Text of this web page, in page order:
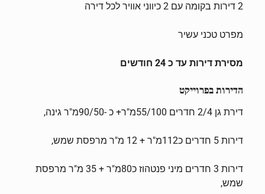
2 דירות בקומה עם 2 כיווני אוויר לכל דירה
מפרט טכני עשיר
מסירת דירות עד כ 24 חודשים
הדירות בפרוייקט
דירת גן 2/4 חדרים 55/100מ"ר+ כ -90/50מ"ר גינה,
דירות 5 חדרים כ112מ"ר + 12 מ"ר מרפסת שמש,
דירות 3 חדרים מיני פנטהוז כ80מ"ר + 35 מ"ר מרפסת
שמש,